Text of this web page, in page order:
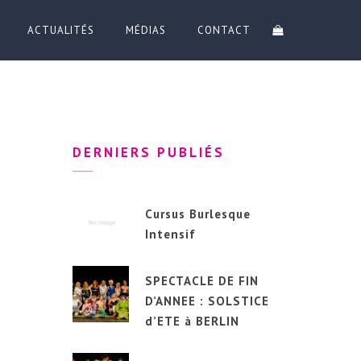
ACTUALITÉS MÉDIAS CONTACT
DERNIERS PUBLIÉS
Cursus Burlesque
Intensif
SPECTACLE DE FIN
D’ANNEE : SOLSTICE
d’ETE à BERLIN